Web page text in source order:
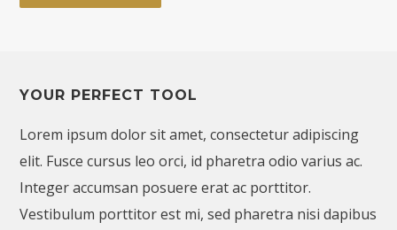
YOUR PERFECT TOOL
Lorem ipsum dolor sit amet, consectetur adipiscing
elit. Fusce cursus leo orci, id pharetra odio varius ac.
Integer accumsan posuere erat ac porttitor.
Vestibulum porttitor est mi, sed pharetra nisi dapibus